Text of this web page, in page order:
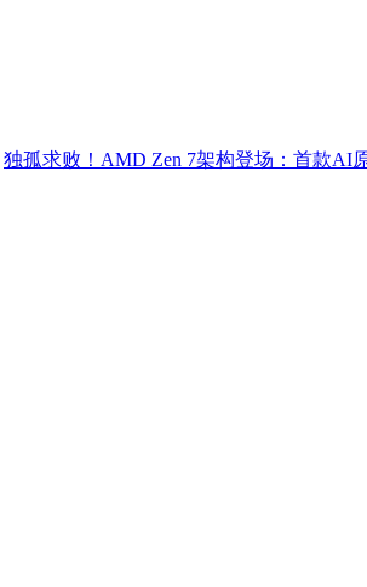
独孤求败！AMD Zen 7架构登场：首款AI